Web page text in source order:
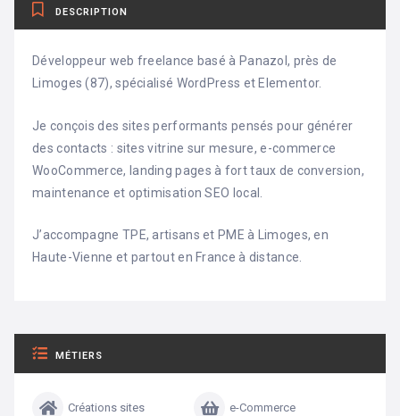
DESCRIPTION
Développeur web freelance basé à Panazol, près de
Limoges (87), spécialisé WordPress et Elementor.
Je conçois des sites performants pensés pour générer
des contacts : sites vitrine sur mesure, e-commerce
WooCommerce, landing pages à fort taux de conversion,
maintenance et optimisation SEO local.
J’accompagne TPE, artisans et PME à Limoges, en
Haute-Vienne et partout en France à distance.
MÉTIERS
Créations sites e-Commerce